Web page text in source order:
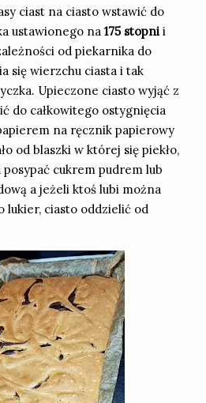
ciast na ciasto wstawić do
ustawionego na 175 stopni i
od piekarnika do
się wierzchu ciasta i tak
Upieczone ciasto wyjąć z
do całkowitego ostygnięcia
na ręcznik papierowy
od blaszki w której się piekło,
cukrem pudrem lub
a jeżeli ktoś lubi można
lukier, ciasto oddzielić od